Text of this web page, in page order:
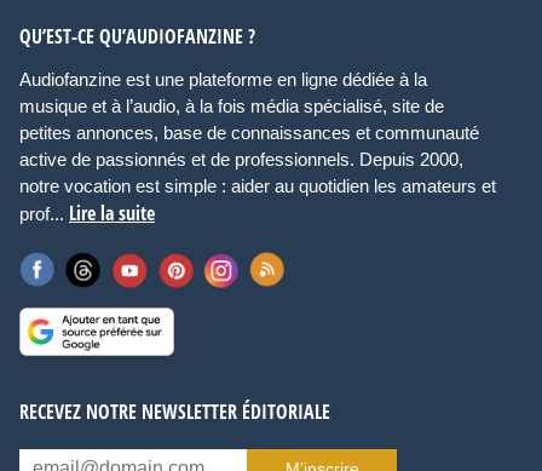
QU’EST-CE QU’AUDIOFANZINE ?
Audiofanzine est une plateforme en ligne dédiée à la
musique et à l’audio, à la fois média spécialisé, site de
petites annonces, base de connaissances et communauté
active de passionnés et de professionnels. Depuis 2000,
notre vocation est simple : aider au quotidien les amateurs et
prof... Lire la suite
RECEVEZ NOTRE NEWSLETTER ÉDITORIALE